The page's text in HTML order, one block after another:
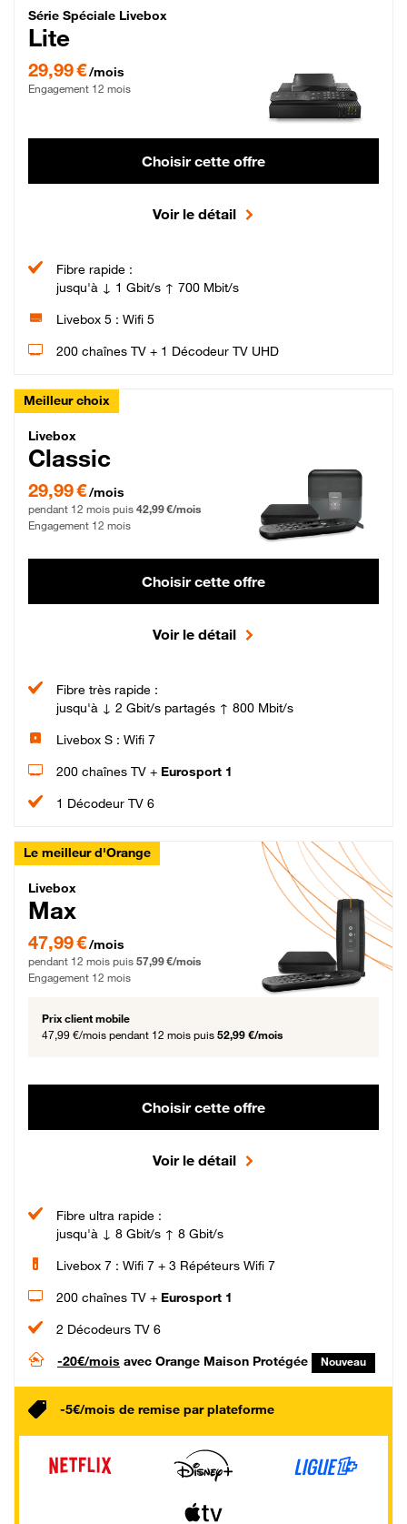
Série Spéciale Livebox Lite Fibre
Série Spéciale Livebox
Lite
29,99 €/mois
Engagement 12 mois
Choisir cette offre
Voir le détail
Fibre rapide :
jusqu'à ↓ 1 Gbit/s ↑ 700 Mbit/s
Livebox 5 : Wifi 5
200 chaînes TV + 1 Décodeur TV UHD
Meilleur choix
Livebox Classic Fibre
Livebox
Classic
29,99 € par mois pendant 12 mois puis 42,99 € par mois, Engagement 12 mois
29,99 €/mois
pendant 12 mois puis 42,99 €/mois
Engagement 12 mois
Choisir cette offre
Voir le détail
Fibre très rapide :
jusqu'à ↓ 2 Gbit/s partagés ↑ 800 Mbit/s
Livebox S : Wifi 7
200 chaînes TV + Eurosport 1
1 Décodeur TV 6
Le meilleur d'Orange
Livebox Max Fibre
Livebox
Max
47,99 € par mois pendant 12 mois puis 57,99 € par mois, Engagement 12 mois
47,99 €/mois
pendant 12 mois puis 57,99 €/mois
Engagement 12 mois
Prix client mobile
47,99 €/mois pendant 12 mois puis 52,99 €/mois
Choisir cette offre
Voir le détail
Fibre ultra rapide :
jusqu'à ↓ 8 Gbit/s ↑ 8 Gbit/s
Livebox 7 : Wifi 7 + 3 Répéteurs Wifi 7
200 chaînes TV + Eurosport 1
2 Décodeurs TV 6
-20€/mois avec Orange Maison Protégée Nouveau
-5€/mois de remise par plateforme